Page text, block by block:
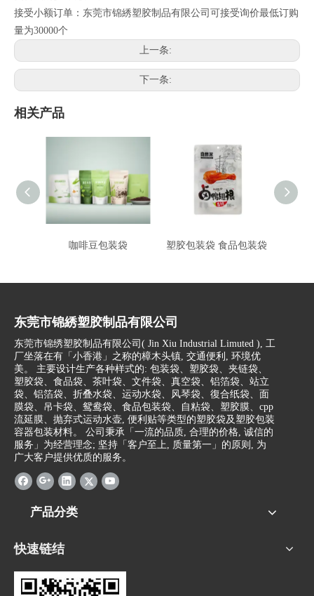
接受小额订单：东莞市锦綉塑胶制品有限公司可接受询价最低订购
量为30000个
上一条:
下一条:
相关产品
咖啡豆包装袋 塑胶包装袋 食品包装袋
东莞市锦綉塑胶制品有限公司
东莞市锦绣塑胶制品有限公司( Jin Xiu Industrial Limuted ) , 工
厂坐落在有「小香港」之称的樟木头镇, 交通便利, 环境优
美。 主要设计生产各种样式的: 包装袋、塑胶袋、夹链袋、
塑胶袋、食品袋、茶叶袋、文件袋、真空袋、铝箔袋、站立
袋、铝箔袋、折叠水袋、运动水袋、风琴袋、復合纸袋、面
膜袋、吊卡袋、鸳鸯袋、食品包装袋、自粘袋、塑胶膜、cpp
流延膜、抛弃式运动水壶, 便利贴等类型的塑胶袋及塑胶包装
容器包装材料。 公司秉承「一流的品质, 合理的价格, 诚信的
服务」为经营理念; 坚持「客户至上, 质量第一」的原则, 为
广大客户提供优质的服务。
产品分类
快速链结